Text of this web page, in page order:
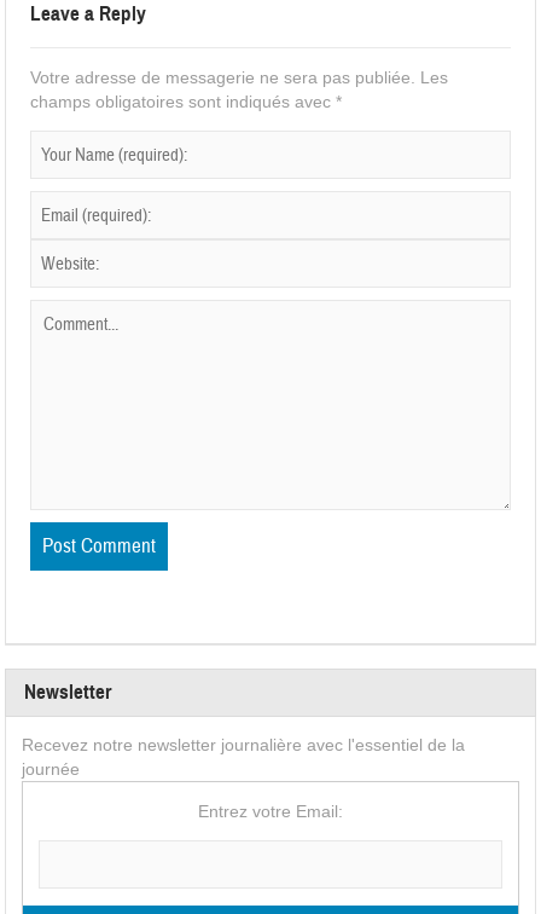
Leave a Reply
Votre adresse de messagerie ne sera pas publiée.
Les
champs obligatoires sont indiqués avec*
Newsletter
Recevez notre newsletter journalière avec l'essentiel de la
journée
Entrez votre Email: